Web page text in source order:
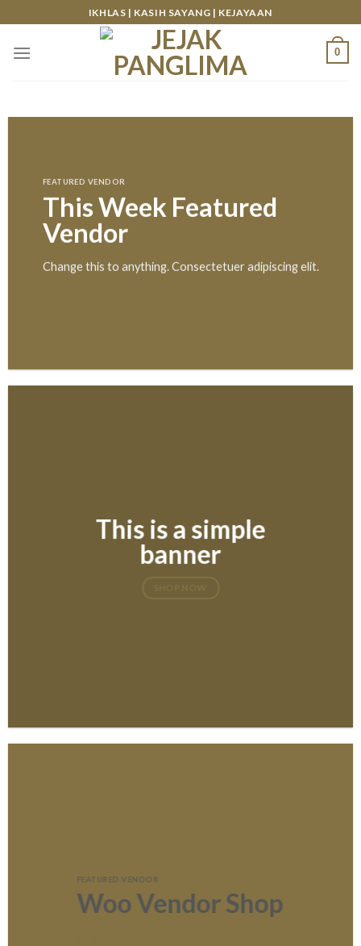
to
content
IKHLAS | KASIH SAYANG | KEJAYAAN
0
FEATURED VENDOR
This Week Featured
Vendor
Change this to anything. Consectetuer adipiscing elit.
This is a simple
banner
FEATURED VENDOR
Woo Vendor Shop